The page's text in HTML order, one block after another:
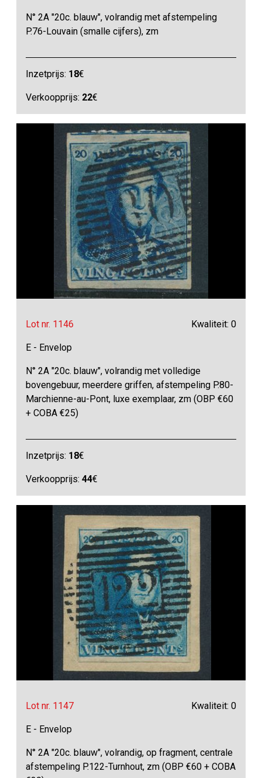
N° 2A "20c. blauw", volrandig met afstempeling
P.76-Louvain (smalle cijfers), zm
Inzetprijs: 18€
Verkoopprijs: 22€
Lot nr. 1146 Kwaliteit: 0
E - Envelop
N° 2A "20c. blauw", volrandig met volledige
bovengebuur, meerdere griffen, afstempeling P.80-
Marchienne-au-Pont, luxe exemplaar, zm (OBP €60
+ COBA €25)
Inzetprijs: 18€
Verkoopprijs:44€
Lot nr. 1147 Kwaliteit: 0
E - Envelop
N° 2A "20c. blauw", volrandig, op fragment, centrale
afstempeling P.122-Turnhout, zm (OBP €60 + COBA